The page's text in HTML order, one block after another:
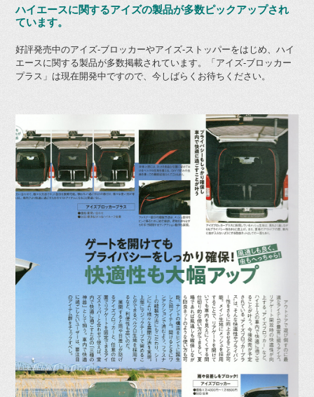
ハイエースに関するアイズの製品が多数ピックアップされ
ています。
好評発売中のアイズ-ブロッカーやアイズ-ストッパーをはじめ、ハイ
エースに関する製品が多数掲載されています。「アイズ-ブロッカー
プラス」は現在開発中ですので、今しばらくお待ちください。